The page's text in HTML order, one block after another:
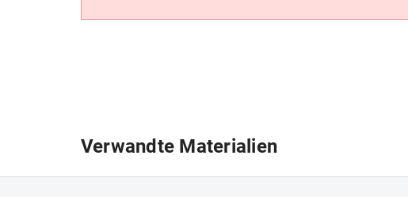
Verwandte Materialien